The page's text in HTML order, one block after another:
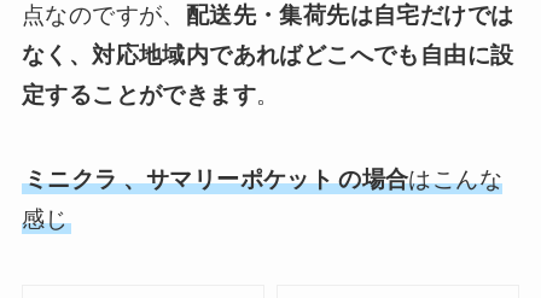
点なのですが、 配送先・集荷先は自宅だけでは
なく、対応地域内であればどこへでも自由に設
定することができます。
ミニクラ、サマリーポケットの場合はこんな
感じ